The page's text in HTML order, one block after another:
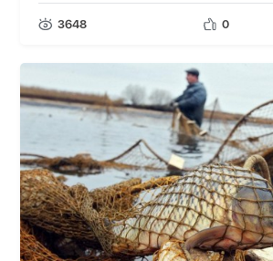
3648 0